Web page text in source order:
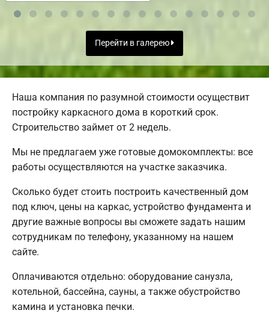
Перейти в галерею
Наша компания по разумной стоимости осуществит
постройку каркасного дома в короткий срок.
Строительство займет от 2 недель.
Мы не предлагаем уже готовые домокомплекты: все
работы осуществляются на участке заказчика.
Сколько будет стоить построить качественный дом
под ключ, цены на каркас, устройство фундамента и
другие важные вопросы вы сможете задать нашим
сотрудникам по телефону, указанному на нашем
сайте.
Оплачиваются отдельно: оборудование санузла,
котельной, бассейна, сауны, а также обустройство
камина и установка печки.